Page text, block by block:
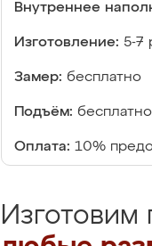
Внутреннее
Изготовление: 5-7
Замер: бесплатно
Подъём: бесплатно
Оплата: 10%
Изготовим